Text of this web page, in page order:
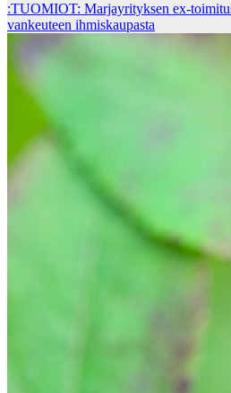
:TUOMIOT: Marjayrityksen ex-
vankeuteen ihmiskaupasta